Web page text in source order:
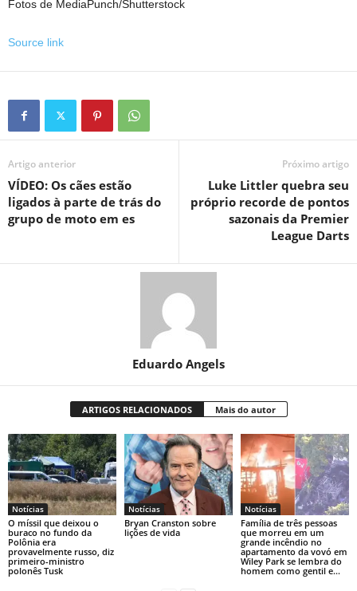
Fotos de MediaPunch/Shutterstock
Source link
Artigo anterior
VÍDEO: Os cães estão
ligados à parte de trás do
grupo de moto em es
Próximo artigo
Luke Littler quebra seu
próprio recorde de pontos
sazonais da Premier
League Darts
Eduardo Angels
ARTIGOS RELACIONADOS Mais do autor
Notícias
O míssil que deixou o
buraco no fundo da
Polônia era
provavelmente russo, diz
primeiro-ministro
polonês Tusk
Notícias
Bryan Cranston sobre
lições de vida
Notícias
Família de três pessoas
que morreu em um
grande incêndio no
apartamento da vovó em
Wiley Park se lembra do
homem como gentil e...